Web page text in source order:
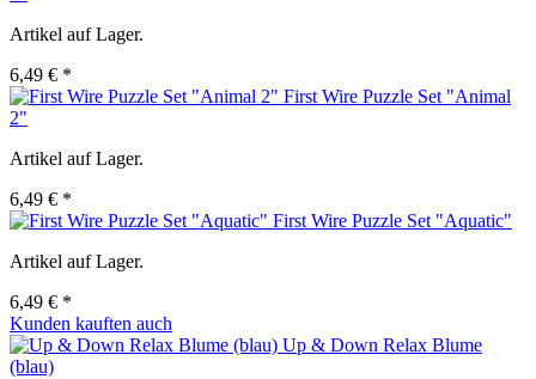
Artikel auf Lager.
6,49 € *
First Wire Puzzle Set "Animal
2"
Artikel auf Lager.
6,49 € *
First Wire Puzzle Set "Aquatic"
Artikel auf Lager.
6,49 € *
Kunden kauften auch
Up & Down Relax Blume
(blau)